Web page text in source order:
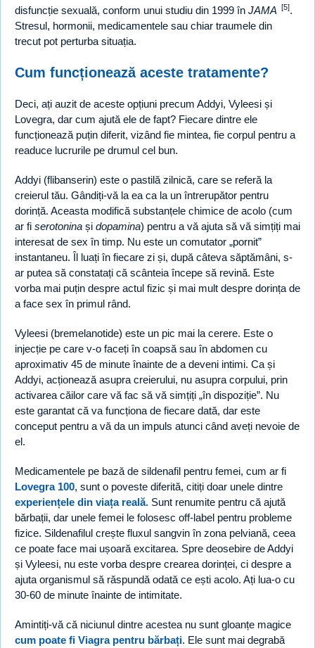
disfuncție sexuală, conform unui studiu din 1999 în JAMA [5].
Stresul, hormonii, medicamentele sau chiar traumele din
trecut pot perturba situația.
Cum funcționează aceste tratamente?
Deci, ați auzit de aceste opțiuni precum Addyi, Vyleesi și
Lovegra, dar cum ajută ele de fapt? Fiecare dintre ele
funcționează puțin diferit, vizând fie mintea, fie corpul pentru a
readuce lucrurile pe drumul cel bun.
Addyi (flibanserin) este o pastilă zilnică, care se referă la
creierul tău. Gândiți-vă la ea ca la un întrerupător pentru
dorință. Aceasta modifică substanțele chimice de acolo (cum
ar fi serotonina și dopamina) pentru a vă ajuta să vă simțiți mai
interesat de sex în timp. Nu este un comutator „pornit”
instantaneu. Îl luați în fiecare zi și, după câteva săptămâni, s-
ar putea să constatați că scânteia începe să revină. Este
vorba mai puțin despre actul fizic și mai mult despre dorința de
a face sex în primul rând.
Vyleesi (bremelanotide) este un pic mai la cerere. Este o
injecție pe care v-o faceți în coapsă sau în abdomen cu
aproximativ 45 de minute înainte de a deveni intimi. Ca și
Addyi, acționează asupra creierului, nu asupra corpului, prin
activarea căilor care vă fac să vă simțiți „în dispoziție”. Nu
este garantat că va funcționa de fiecare dată, dar este
conceput pentru a vă da un impuls atunci când aveți nevoie de
el.
Medicamentele pe bază de sildenafil pentru femei, cum ar fi
Lovegra 100, sunt o poveste diferită, citiți doar unele dintre
experiențele din viața reală. Sunt renumite pentru că ajută
bărbații, dar unele femei le folosesc off-label pentru probleme
fizice. Sildenafilul crește fluxul sangvin în zona pelviană, ceea
ce poate face mai ușoară excitarea. Spre deosebire de Addyi
și Vyleesi, nu este vorba despre crearea dorinței, ci despre a
ajuta organismul să răspundă odată ce ești acolo. Ați lua-o cu
30-60 de minute înainte de intimitate.
Amintiți-vă că niciunul dintre acestea nu sunt gloanțe magice
cum poate fi Viagra pentru bărbați. Ele sunt mai degrabă